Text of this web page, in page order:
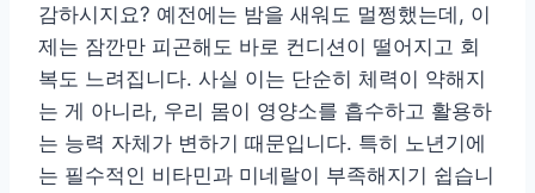
감하시지요? 예전에는 밤을 새워도 멀쩡했는데, 이
제는 잠깐만 피곤해도 바로 컨디션이 떨어지고 회
복도 느려집니다. 사실 이는 단순히 체력이 약해지
는 게 아니라, 우리 몸이 영양소를 흡수하고 활용하
는 능력 자체가 변하기 때문입니다. 특히 노년기에
는 필수적인 비타민과 미네랄이 부족해지기 쉽습니